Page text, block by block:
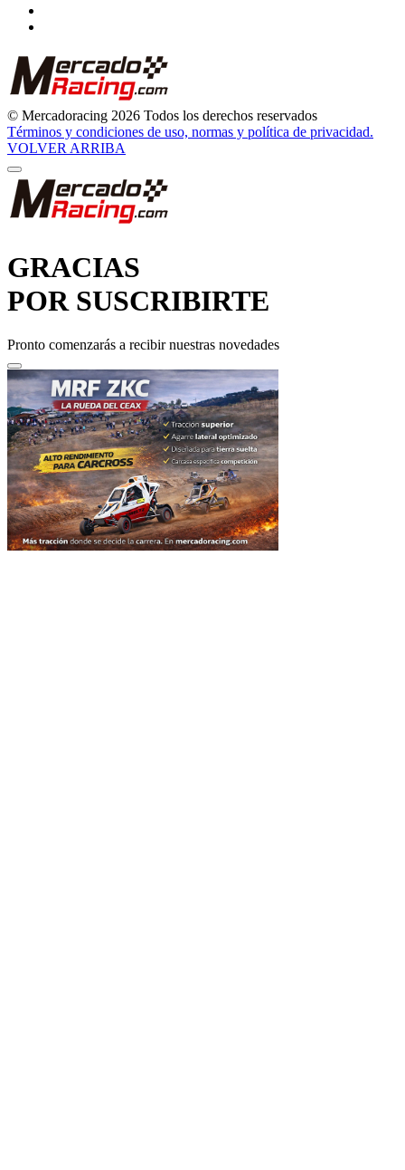
GRACIAS
POR SUSCRIBIRTE
Pronto comenzarás a recibir nuestras novedades